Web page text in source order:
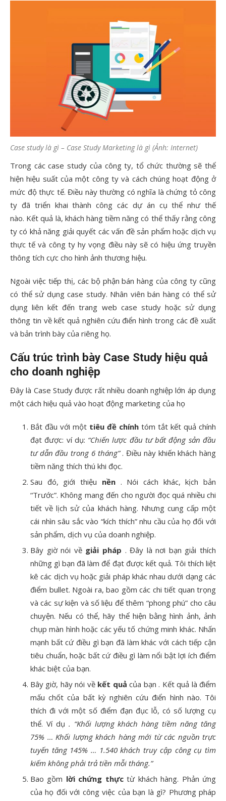
Case study là gì – Case Study Marketing là gì (Ảnh: Internet)
Trong các case study của công ty, tổ chức thường sẽ thể
hiện hiệu suất của một công ty và cách chúng hoạt động ở
mức độ thực tế. Điều này thường có nghĩa là chứng tỏ công
ty đã triển khai thành công các dự án cụ thể như thế
nào. Kết quả là, khách hàng tiềm năng có thể thấy rằng công
ty có khả năng giải quyết các vấn đề sản phẩm hoặc dịch vụ
thực tế và công ty hy vọng điều này sẽ có hiệu ứng truyền
thông tích cực cho hình ảnh thương hiệu.
Ngoài việc tiếp thị, các bộ phận bán hàng của công ty cũng
có thể sử dụng case study. Nhân viên bán hàng có thể sử
dụng liên kết đến trang web case study hoặc sử dụng
thông tin về kết quả nghiên cứu điển hình trong các đề xuất
và bản trình bày của riêng họ.
Cấu trúc trình bày Case Study hiệu quả
cho doanh nghiệp
Đây là Case Study được rất nhiều doanh nghiệp lớn áp dụng
một cách hiệu quả vào hoạt động marketing của họ
Bắt đầu với một tiêu đề chính tóm tắt kết quả chính
đạt được: ví dụ: “Chiến lược đầu tư bất động sản đầu
tư dẫn đầu trong 6 tháng”. Điều này khiến khách hàng
tiềm năng thích thú khi đọc.
Sau đó, giới thiệu nền. Nói cách khác, kịch bản
“Trước”. Không mang đến cho người đọc quá nhiều chi
tiết về lịch sử của khách hàng. Nhưng cung cấp một
cái nhìn sâu sắc vào “kích thích” nhu cầu của họ đối với
sản phẩm, dịch vụ của doanh nghiệp.
Bây giờ nói về giải pháp . Đây là nơi bạn giải thích
những gì bạn đã làm để đạt được kết quả. Tôi thích liệt
kê các dịch vụ hoặc giải pháp khác nhau dưới dạng các
điểm bullet. Ngoài ra, bao gồm các chi tiết quan trọng
và các sự kiện và số liệu để thêm “phong phú” cho câu
chuyện. Nếu có thể, hãy thể hiện bằng hình ảnh, ảnh
chụp màn hình hoặc các yếu tố chứng minh khác. Nhấn
mạnh bất cứ điều gì bạn đã làm khác với cách tiếp cận
tiêu chuẩn, hoặc bất cứ điều gì làm nổi bật lợi ích điểm
khác biệt của bạn.
Bây giờ, hãy nói về kết quả của bạn . Kết quả là điểm
mấu chốt của bất kỳ nghiên cứu điển hình nào. Tôi
thích đi với một số điểm đạn đục lỗ, có số lượng cụ
thể. Ví dụ . “Khối lượng khách hàng tiềm năng tăng
75% … Khối lượng khách hàng mới từ các nguồn trực
tuyến tăng 145% … 1.540 khách truy cập công cụ tìm
kiếm không phải trả tiền mỗi tháng.”
Bao gồm lời chứng thựctừ khách hàng. Phản ứng
của họ đối với công việc của bạn là gì? Phương pháp